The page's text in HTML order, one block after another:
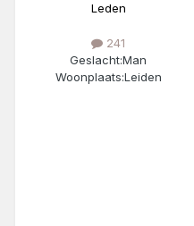
Leden
241
Geslacht:Man
Woonplaats:Leiden